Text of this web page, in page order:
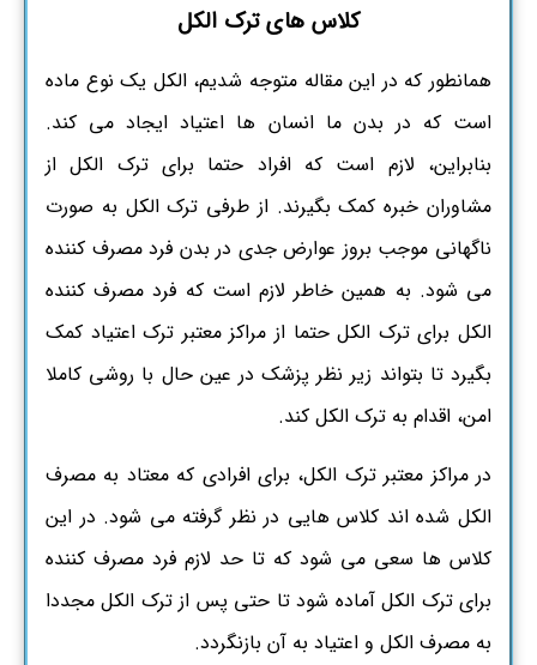
کلاس های ترک الکل
همانطور که در این مقاله متوجه شدیم، الکل یک نوع ماده
است که در بدن ما انسان ها اعتیاد ایجاد می کند.
بنابراین، لازم است که افراد حتما برای ترک الکل از
مشاوران خبره کمک بگیرند. از طرفی ترک الکل به صورت
ناگهانی موجب بروز عوارض جدی در بدن فرد مصرف کننده
می شود. به همین خاطر لازم است که فرد مصرف کننده
الکل برای ترک الکل حتما از مراکز معتبر ترک اعتیاد کمک
بگیرد تا بتواند زیر نظر پزشک در عین حال با روشی کاملا
امن، اقدام به ترک الکل کند.
در مراکز معتبر ترک الکل، برای افرادی که معتاد به مصرف
الکل شده اند کلاس هایی در نظر گرفته می شود. در این
کلاس ها سعی می شود که تا حد لازم فرد مصرف کننده
برای ترک الکل آماده شود تا حتی پس از ترک الکل مجددا
به مصرف الکل و اعتیاد به آن بازنگردد.